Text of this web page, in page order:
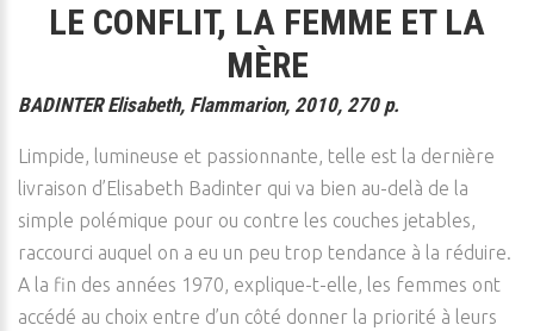
LE CONFLIT, LA FEMME ET LA
MÈRE
BADINTER Elisabeth, Flammarion, 2010, 270 p.
Limpide, lumineuse et passionnante, telle est la dernière
livraison d’Elisabeth Badinter qui va bien au-delà de la
simple polémique pour ou contre les couches jetables,
raccourci auquel on a eu un peu trop tendance à la réduire.
A la fin des années 1970, explique-t-elle, les femmes ont
accédé au choix entre d’un côté donner la priorité à leurs